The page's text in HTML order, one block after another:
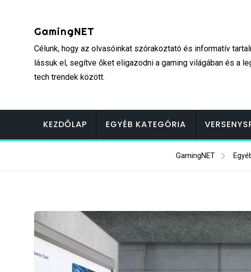
GamingNET
Célunk, hogy az olvasóinkat szórakoztató és informatív
lássuk el, segítve őket eligazodni a gaming világában és a
tech trendek között.
KEZDŐLAP EGYÉB KATEGÓRIA
GamingNET